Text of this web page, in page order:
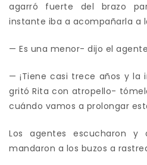
agarró fuerte del brazo
instante iba a acompañarla a
— Es una menor- dijo el
— ¡Tiene casi trece años y la
gritó Rita con atropello-
cuándo vamos a prolongar
Los agentes escucharon y
mandaron a los buzos a